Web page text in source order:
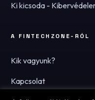
Ki kicsoda -
A FINTECHZONE-RÓL
Kik vagyunk?
Kapcsolat